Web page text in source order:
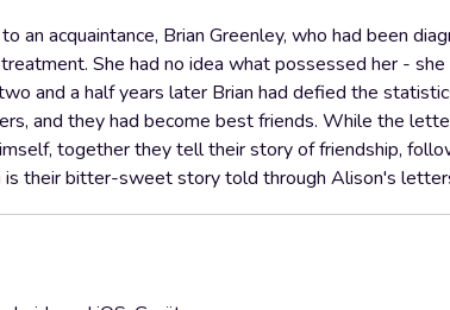
an acquaintance, Brian Greenley, who had been
She had no idea what possessed her -
and a half years later Brian had defied the
and they had become best friends. While the
together they tell their story of friendship,
is their bitter-sweet story told through Alison's